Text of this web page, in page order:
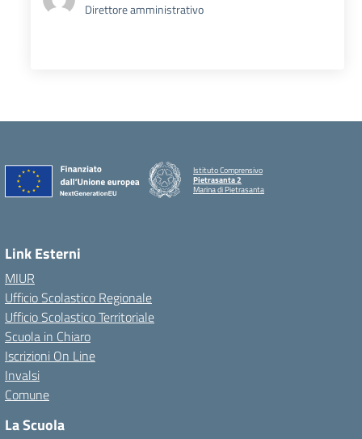
Direttore amministrativo
Istituto Comprensivo
Pietrasanta 2
Marina di Pietrasanta
Link Esterni
MIUR
Ufficio Scolastico Regionale
Ufficio Scolastico Territoriale
Scuola in Chiaro
Iscrizioni On Line
Invalsi
Comune
La Scuola